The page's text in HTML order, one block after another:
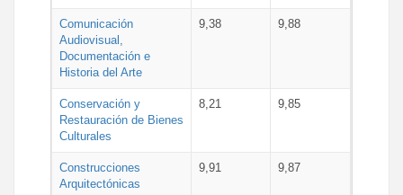
Comunicación
Audiovisual,
Documentación e
Historia del Arte
9,38 9,88
Conservación y
Restauración de Bienes
Culturales
8,21 9,85
Construcciones
Arquitectónicas
9,91 9,87